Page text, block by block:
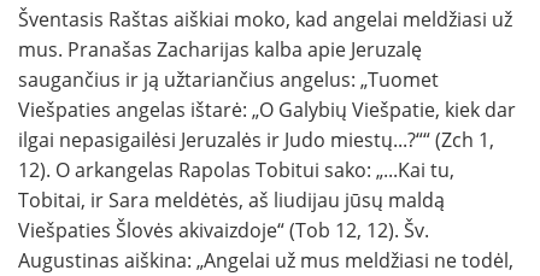
Šventasis Raštas aiškiai moko, kad angelai meldžiasi už
mus. Pranašas Zacharijas kalba apie Jeruzalę
saugančius ir ją užtariančius angelus: „Tuomet
Viešpaties angelas ištarė: „O Galybių Viešpatie, kiek dar
ilgai nepasigailėsi Jeruzalės ir Judo miestų...?““ (Zch 1,
12). O arkangelas Rapolas Tobitui sako: „...Kai tu,
Tobitai, ir Sara meldėtės, aš liudijau jūsų maldą
Viešpaties Šlovės akivaizdoje“ (Tob 12, 12). Šv.
Augustinas aiškina: „Angelai už mus meldžiasi ne todėl,